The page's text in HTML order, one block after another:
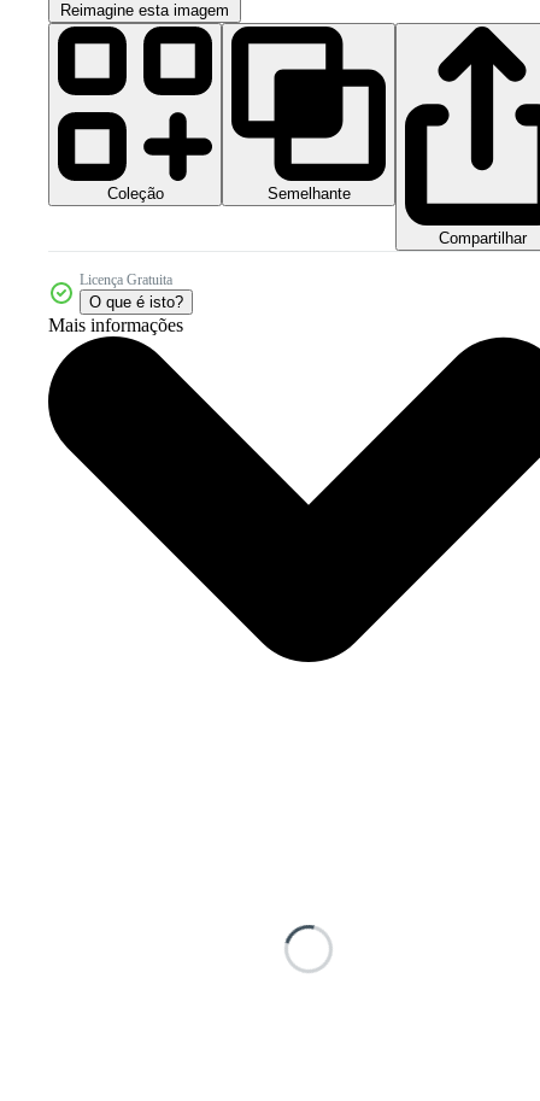
Reimagine esta imagem
Coleção Semelhante
Compartilhar
Licença Gratuita
O que é isto?
Mais informações